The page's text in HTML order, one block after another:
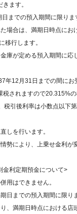
ます。
までの預入期間に限りま
場合は、満期日時点にお
移行します。
庫が定める預入期間に応
年12月31日までの間にお
税されますので20.315%
税引後利率は小数点以下
しを行います。
勢により、上乗せ金利が
金利定期預金について>
用はできません。
日までの預入期間に限り
、満期日時点における店